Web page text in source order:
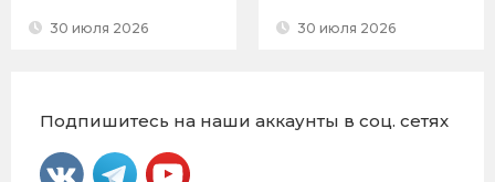
30 июля 2026 30 июля 2026
Подпишитесь на наши аккаунты в соц. сетях